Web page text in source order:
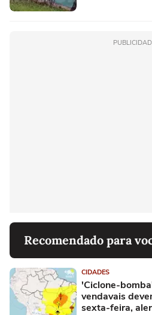
Recomendado para
CIDADES
'Ciclone-
vendavais
sexta-feira,